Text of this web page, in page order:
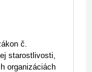
č.
starostlivosti,
organizáciách